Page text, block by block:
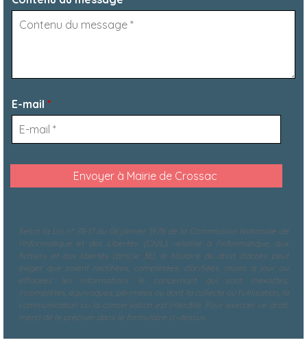
E-mail *
Selon la Loi n° 78-17 du 06 janvier 1978 de la Commission Nationale de
l'Informatique et des Libertés (CNIL), relative à l'informatique, aux
fichiers et aux libertés (article 36), le titulaire du droit d'accès peut
exiger que soient rectifiées, complétées, clarifiées, mises à jour ou
effacées les informations le concernant qui sont inexactes,
incomplètes, équivoques, périmées ou dont la collecte ou l'utilisation, la
communication ou la conservation est interdite. Pour exercer ce droit,
merci de le préciser dans le formulaire ci-dessus.